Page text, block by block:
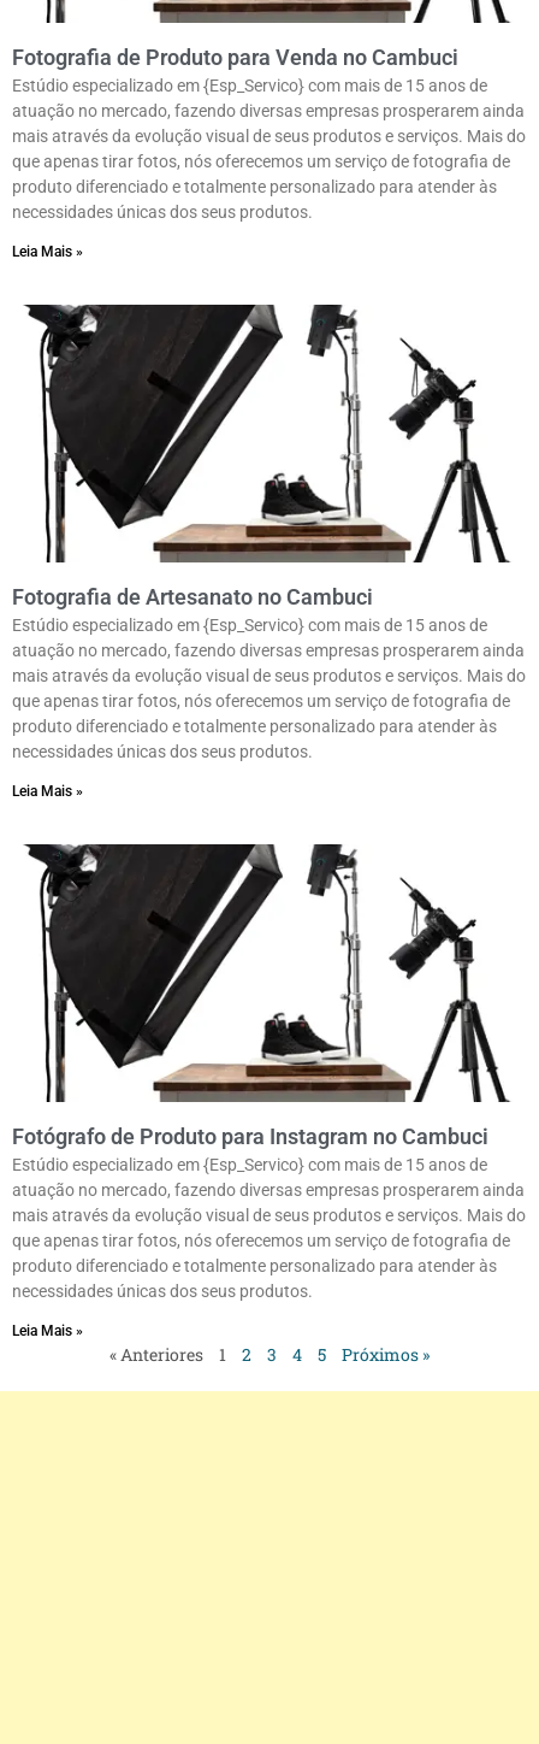
Fotografia de Produto para Venda no Cambuci
Estúdio especializado em {Esp_Servico} com mais de 15 anos de
atuação no mercado, fazendo diversas empresas prosperarem ainda
mais através da evolução visual de seus produtos e serviços. Mais do
que apenas tirar fotos, nós oferecemos um serviço de fotografia de
produto diferenciado e totalmente personalizado para atender às
necessidades únicas dos seus produtos.
Leia Mais »
Fotografia de Artesanato no Cambuci
Estúdio especializado em {Esp_Servico} com mais de 15 anos de
atuação no mercado, fazendo diversas empresas prosperarem ainda
mais através da evolução visual de seus produtos e serviços. Mais do
que apenas tirar fotos, nós oferecemos um serviço de fotografia de
produto diferenciado e totalmente personalizado para atender às
necessidades únicas dos seus produtos.
Leia Mais »
Fotógrafo de Produto para Instagram no Cambuci
Estúdio especializado em {Esp_Servico} com mais de 15 anos de
atuação no mercado, fazendo diversas empresas prosperarem ainda
mais através da evolução visual de seus produtos e serviços. Mais do
que apenas tirar fotos, nós oferecemos um serviço de fotografia de
produto diferenciado e totalmente personalizado para atender às
necessidades únicas dos seus produtos.
Leia Mais »
« Anteriores 1 2 3 4 5 Próximos »